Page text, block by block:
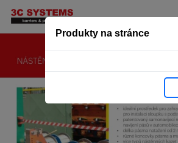
Produkty na stránce